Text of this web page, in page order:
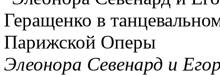
Элеонора Севенард и